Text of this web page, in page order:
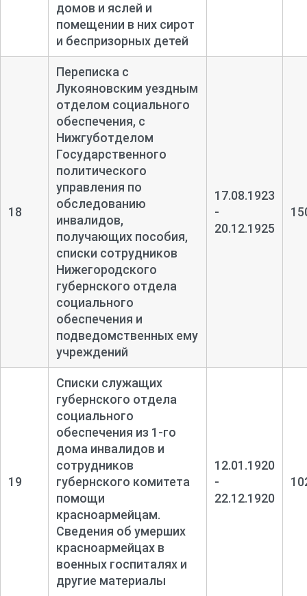
домов и яслей и
помещении в них сирот
и беспризорных детей
18
Переписка с
Лукояновским уездным
отделом социального
обеспечения, с
Нижгуботделом
Государственного
политического
управления по
обследованию
инвалидов,
получающих пособия,
списки сотрудников
Нижегородского
губернского отдела
социального
обеспечения и
подведомственных ему
учреждений
17.08.1923
-
20.12.1925
19
Списки служащих
губернского отдела
социального
обеспечения из 1-го
дома инвалидов и
сотрудников
губернского комитета
помощи
красноармейцам.
Сведения об умерших
красноармейцах в
военных госпиталях и
другие материалы
12.01.1920
-
22.12.1920